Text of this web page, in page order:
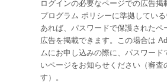
ログインの必要なページでの広告掲
プログラム ポリシーに準拠してい
あれば、パスワードで保護されたペ
広告を掲載できます。この場合は
ムにお申し込みの際に、パスワード
いページをお知らせください（審査
す）。